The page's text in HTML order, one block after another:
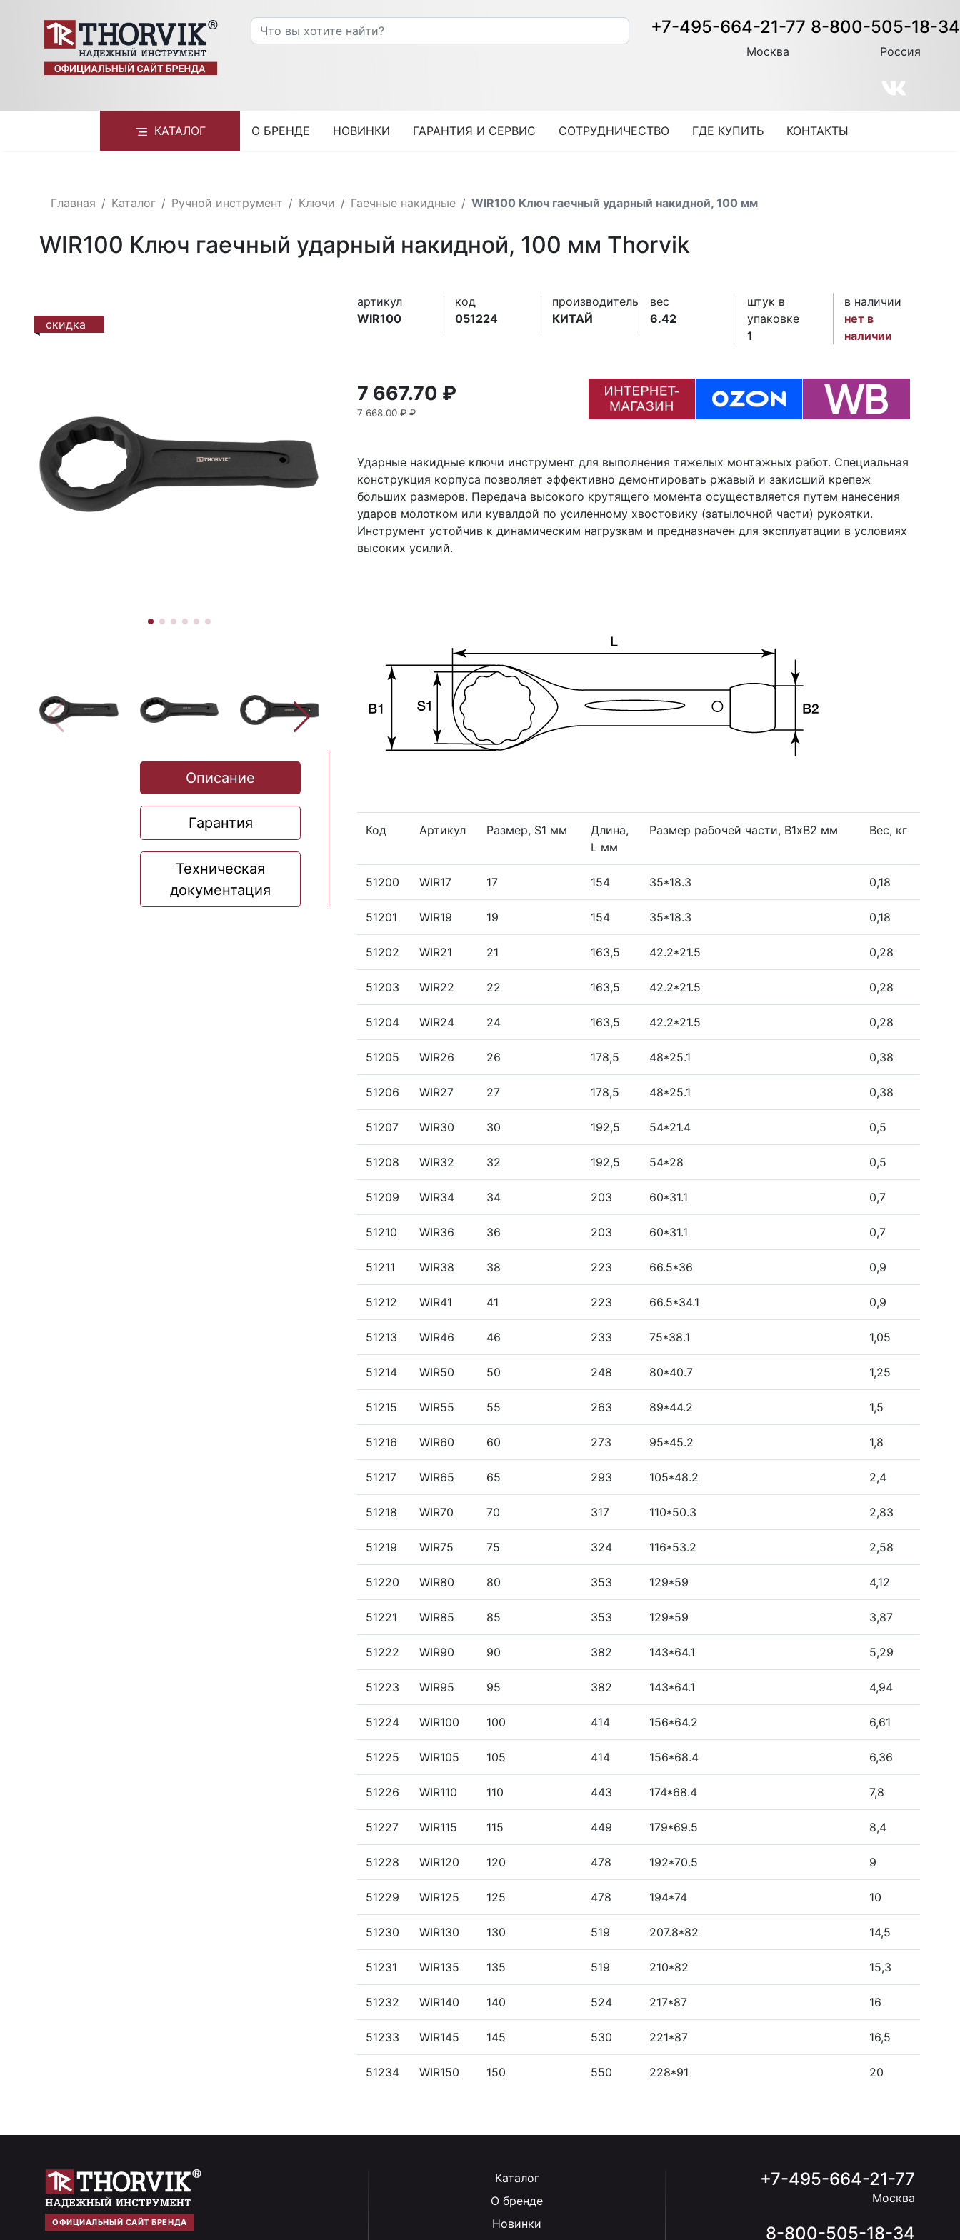
+7-495-664-21-77
Москва
8-800-505-18-34
Россия
КАТАЛОГ О БРЕНДЕ НОВИНКИ ГАРАНТИЯ И СЕРВИС СОТРУДНИЧЕСТВО ГДЕ КУПИТЬ КОНТАКТЫ
Главная Каталог Ручной инструмент Ключи Гаечные накидные WIR100 Ключ гаечный ударный накидной, 100 мм
WIR100 Ключ гаечный ударный накидной, 100 мм Thorvik
скидка
Описание
Гарантия
Техническая
документация
артикул
WIR100
код
051224
производитель
КИТАЙ
вес
6.42
штук в
упаковке
1
в наличии
нет в
наличии
7 667.70 ₽
7 668.00 ₽ ₽
Ударные накидные ключи инструмент для выполнения тяжелых монтажных работ. Специальная
конструкция корпуса позволяет эффективно демонтировать ржавый и закисший крепеж
больших размеров. Передача высокого крутящего момента осуществляется путем нанесения
ударов молотком или кувалдой по усиленному хвостовику (затылочной части) рукоятки.
Инструмент устойчив к динамическим нагрузкам и предназначен для эксплуатации в условиях
высоких усилий.
Код Артикул Размер, S1 мм
Длина,
L мм
Размер рабочей части, В1хВ2 мм Вес, кг
51200 WIR17 17 154 35*18.3 0,18
51201 WIR19 19 154 35*18.3 0,18
51202 WIR21 21 163,5 42.2*21.5 0,28
51203 WIR22 22 163,5 42.2*21.5 0,28
51204 WIR24 24 163,5 42.2*21.5 0,28
51205 WIR26 26 178,5 48*25.1 0,38
51206 WIR27 27 178,5 48*25.1 0,38
51207 WIR30 30 192,5 54*21.4 0,5
51208 WIR32 32 192,5 54*28 0,5
51209 WIR34 34 203 60*31.1 0,7
51210 WIR36 36 203 60*31.1 0,7
51211 WIR38 38 223 66.5*36 0,9
51212 WIR41 41 223 66.5*34.1 0,9
51213 WIR46 46 233 75*38.1 1,05
51214 WIR50 50 248 80*40.7 1,25
51215 WIR55 55 263 89*44.2 1,5
51216 WIR60 60 273 95*45.2 1,8
51217 WIR65 65 293 105*48.2 2,4
51218 WIR70 70 317 110*50.3 2,83
51219 WIR75 75 324 116*53.2 2,58
51220 WIR80 80 353 129*59 4,12
51221 WIR85 85 353 129*59 3,87
51222 WIR90 90 382 143*64.1 5,29
51223 WIR95 95 382 143*64.1 4,94
51224 WIR100 100 414 156*64.2 6,61
51225 WIR105 105 414 156*68.4 6,36
51226 WIR110 110 443 174*68.4 7,8
51227 WIR115 115 449 179*69.5 8,4
51228 WIR120 120 478 192*70.5 9
51229 WIR125 125 478 194*74 10
51230 WIR130 130 519 207.8*82 14,5
51231 WIR135 135 519 210*82 15,3
51232 WIR140 140 524 217*87 16
51233 WIR145 145 530 221*87 16,5
51234 WIR150 150 550 228*91 20
ОФИЦИАЛЬНЫЙ САЙТ БРЕНДА
Каталог
О бренде
Новинки
+7-495-664-21-77
Москва
8-800-505-18-34